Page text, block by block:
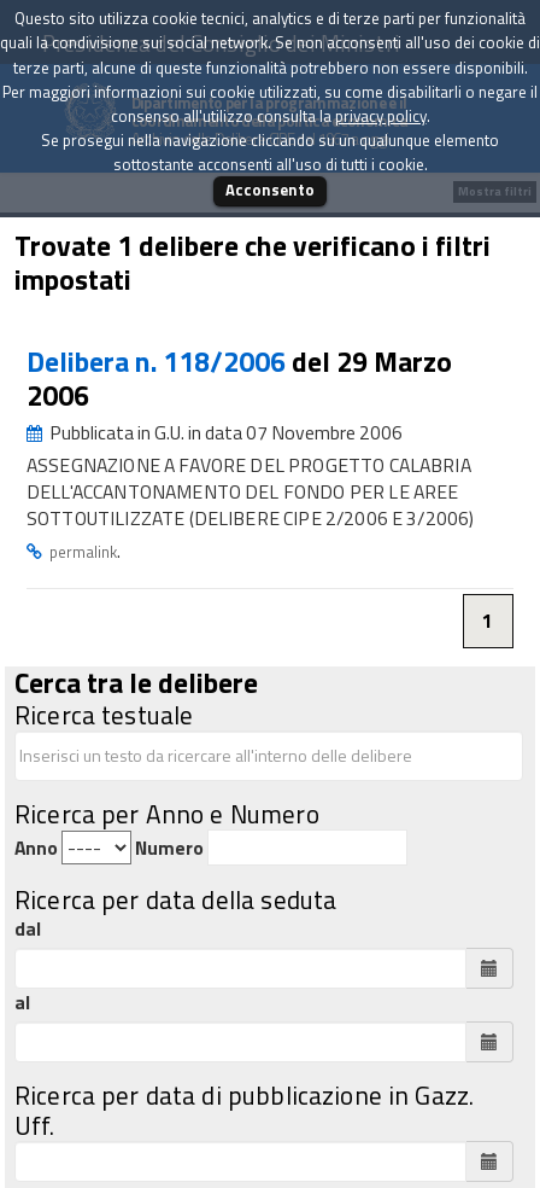
Presidenza del Consiglio dei Ministri
Dipartimento per la programmazione e il
coordinamento della politica economica
Archivio delle Delibere CIPE dal 1967 a oggi
Trovate 1 delibere che verificano i filtri
impostati
Delibera n. 118/2006del 29 Marzo
2006
Pubblicata in G.U. in data 07 Novembre 2006
ASSEGNAZIONE A FAVORE DEL PROGETTO CALABRIA
DELL'ACCANTONAMENTO DEL FONDO PER LE AREE
SOTTOUTILIZZATE (DELIBERE CIPE 2/2006 E 3/2006)
permalink.
1
Cerca tra le delibere
Ricerca testuale
Ricerca per Anno e Numero
Anno Numero
Ricerca per data della seduta
dal
al
Ricerca per data di pubblicazione in Gazz.
Uff.
Mostra filtri
Questo sito utilizza cookie tecnici, analytics e di terze parti per funzionalità
quali la condivisione sui social network. Se non acconsenti all'uso dei cookie di
terze parti, alcune di queste funzionalità potrebbero non essere disponibili.
Per maggiori informazioni sui cookie utilizzati, su come disabilitarli o negare il
consenso all'utilizzo consulta laprivacy policy.
Se prosegui nella navigazione cliccando su un qualunque elemento
sottostante acconsenti all'uso di tutti i cookie.
Acconsento